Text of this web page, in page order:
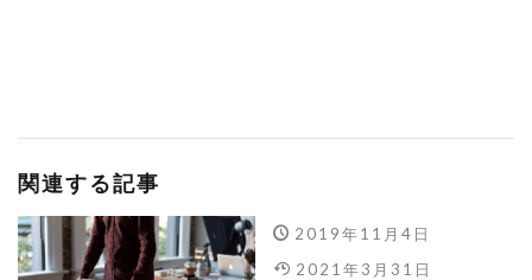
関連する記事
2019年11月4日
2021年3月31日